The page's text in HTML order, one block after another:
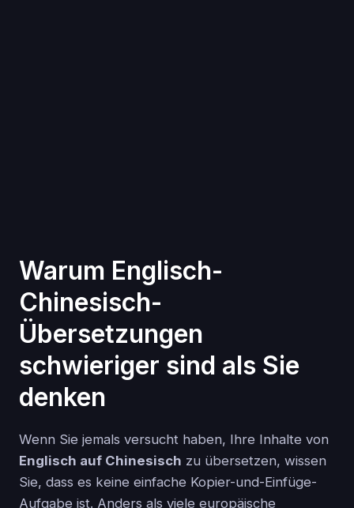
Warum Englisch-
Chinesisch-
Übersetzungen
schwieriger sind als Sie
denken
Wenn Sie jemals versucht haben, Ihre Inhalte von
Englisch auf Chinesisch zu übersetzen, wissen
Sie, dass es keine einfache Kopier-und-Einfüge-
Aufgabe ist. Anders als viele europäische